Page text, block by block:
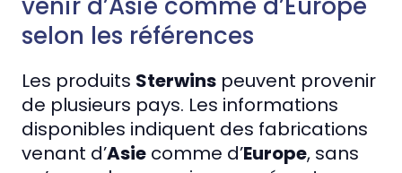
venir d’Asie comme d’Europe
selon les références
Les produits Sterwins peuvent provenir
de plusieurs pays. Les informations
disponibles indiquent des fabrications
venant d’Asie comme d’Europe, sans